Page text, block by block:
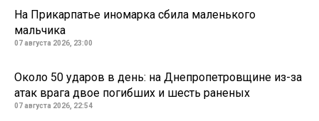
На Прикарпатье иномарка сбила маленького
мальчика
07 августа 2026, 23:00
Около 50 ударов в день: на Днепропетровщине из-за
атак врага двое погибших и шесть раненых
07 августа 2026, 22:54